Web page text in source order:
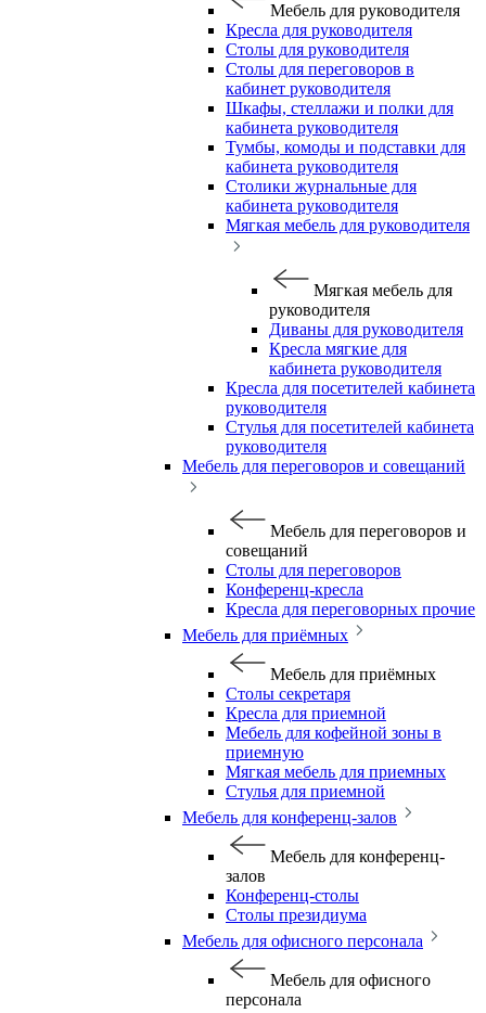
Мебель для руководителя
Кресла для руководителя
Столы для руководителя
Столы для переговоров в
кабинет руководителя
Шкафы, стеллажи и полки для
кабинета руководителя
Тумбы, комоды и подставки для
кабинета руководителя
Столики журнальные для
кабинета руководителя
Мягкая мебель для руководителя
Мягкая мебель для
руководителя
Диваны для руководителя
Кресла мягкие для
кабинета руководителя
Кресла для посетителей кабинета
руководителя
Стулья для посетителей кабинета
руководителя
Мебель для переговоров и совещаний
Мебель для переговоров и
совещаний
Столы для переговоров
Конференц-кресла
Кресла для переговорных прочие
Мебель для приёмных
Мебель для приёмных
Столы секретаря
Кресла для приемной
Мебель для кофейной зоны в
приемную
Мягкая мебель для приемных
Стулья для приемной
Мебель для конференц-залов
Мебель для конференц-
залов
Конференц-столы
Столы президиума
Мебель для офисного персонала
Мебель для офисного
персонала